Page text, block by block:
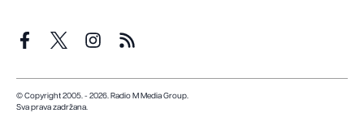
© Copyright 2005. - 2026. Radio M Media Group.
Sva prava zadržana.